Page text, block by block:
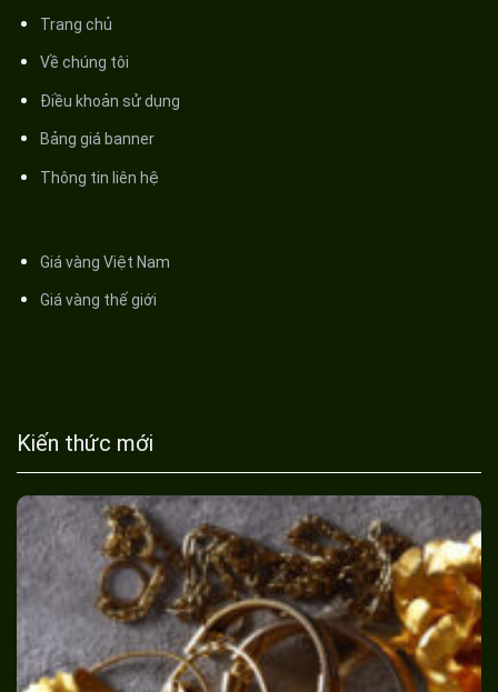
Trang chủ
Về chúng tôi
Điều khoản sử dụng
Bảng giá banner
Thông tin liên hệ
Giá vàng Việt Nam
Giá vàng thế giới
Kiến thức mới